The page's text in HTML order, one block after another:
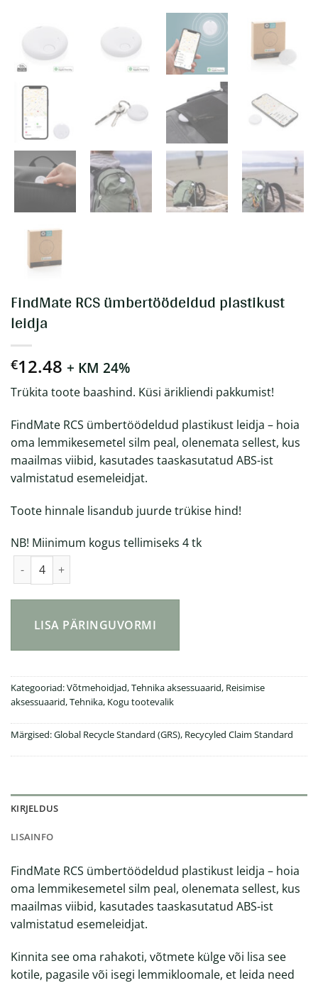
FindMate RCS ümbertöödeldud plastikust
leidja
€12.48 + KM 24%
Trükita toote baashind. Küsi ärikliendi pakkumist!
FindMate RCS ümbertöödeldud plastikust leidja – hoia
oma lemmikesemetel silm peal, olenemata sellest, kus
maailmas viibid, kasutades taaskasutatud ABS-ist
valmistatud esemeleidjat.
Toote hinnale lisandub juurde trükise hind!
NB! Miinimum kogus tellimiseks 4 tk
LISA PÄRINGUVORMI
Kategooriad:Võtmehoidjad,Tehnika aksessuaarid, Reisimise
aksessuaarid,Tehnika, Kogu tootevalik
Märgised:Global Recycle Standard (GRS), Recycyled Claim Standard
KIRJELDUS
LISAINFO
FindMate RCS ümbertöödeldud plastikust leidja – hoia
oma lemmikesemetel silm peal, olenemata sellest, kus
maailmas viibid, kasutades taaskasutatud ABS-ist
valmistatud esemeleidjat.
Kinnita see oma rahakoti, võtmete külge või lisa see
kotile, pagasile või isegi lemmikloomale, et leida need